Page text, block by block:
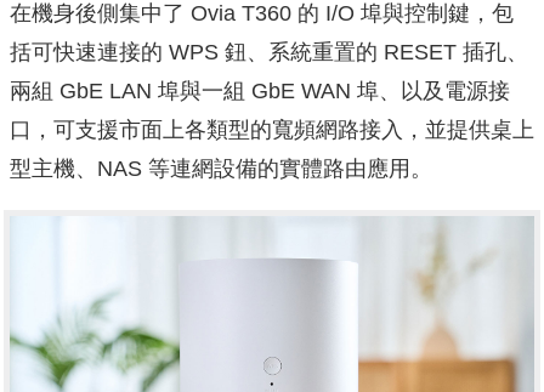
在機身後側集中了 Ovia T360 的 I/O 埠與控制鍵，包
括可快速連接的 WPS 鈕、系統重置的 RESET 插孔、
兩組 GbE LAN 埠與一組 GbE WAN 埠、以及電源接
口，可支援市面上各類型的寬頻網路接入，並提供桌上
型主機、NAS 等連網設備的實體路由應用。